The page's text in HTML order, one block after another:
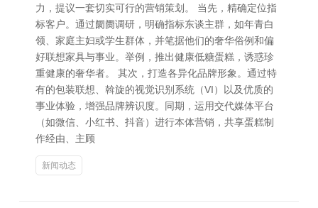
力，提议一套切实可行的营销策划。 当先，精确定位指
标客户。通过阛阓调研，明确指标东谈主群，如年青白
领、家庭主妇或学生群体，并笔据他们的奢华俗例和偏
好联想家具与事业。举例，推出健康低糖蛋糕，诱惑珍
重健康的奢华者。 其次，打造各异化品牌形象。通过特
有的包装联想、斡旋的视觉识别系统（VI）以及优质的
事业体验，增强品牌辨识度。同期，运用交代媒体平台
（如微信、小红书、抖音）进行本体营销，共享蛋糕制
作经由、主顾
新闻动态